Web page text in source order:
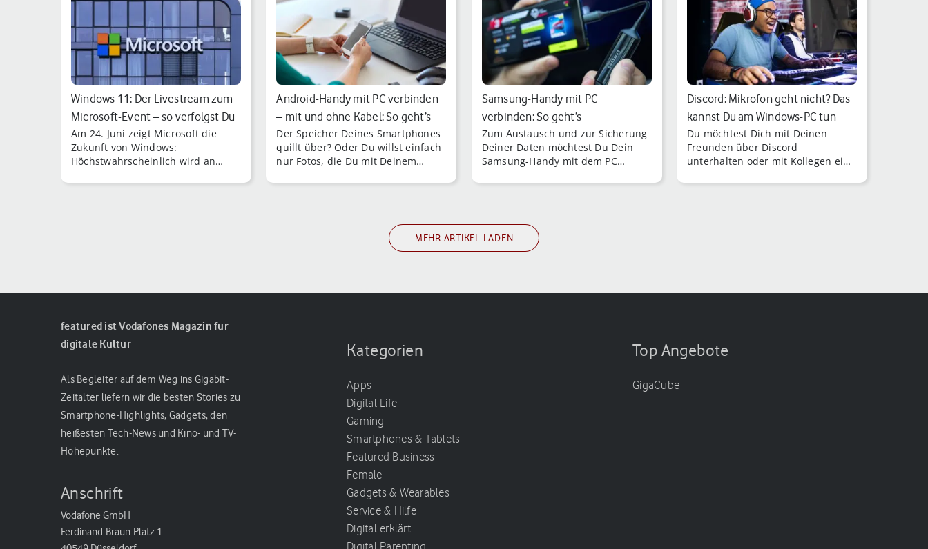
Windows 11: Der Livestream zum
Microsoft-Event – so verfolgst Du
…
Am 24. Juni zeigt Microsoft die
Zukunft von Windows:
Höchstwahrscheinlich wird an
Android-Handy mit PC verbinden
– mit und ohne Kabel: So geht’s
Der Speicher Deines Smartphones
quillt über? Oder Du willst einfach
nur Fotos, die Du mit Deinem
Samsung-Handy mit PC
verbinden: So geht’s
Zum Austausch und zur Sicherung
Deiner Daten möchtest Du Dein
Samsung-Handy mit dem PC
Discord: Mikrofon geht nicht? Das
kannst Du am Windows-PC tun
Du möchtest Dich mit Deinen
Freunden über Discord
unterhalten oder mit Kollegen eine
MEHR ARTIKEL LADEN
featured ist Vodafones Magazin für
digitale Kultur
Als Begleiter auf dem Weg ins Gigabit-
Zeitalter liefern wir die besten Stories zu
Smartphone-Highlights, Gadgets, den
heißesten Tech-News und Kino- und TV-
Höhepunkte.
Anschrift
Vodafone GmbH
Ferdinand-Braun-Platz 1
Kategorien
Apps
Digital Life
Gaming
Smartphones & Tablets
Featured Business
Female
Gadgets & Wearables
Service & Hilfe
Digital erklärt
Top Angebote
GigaCube